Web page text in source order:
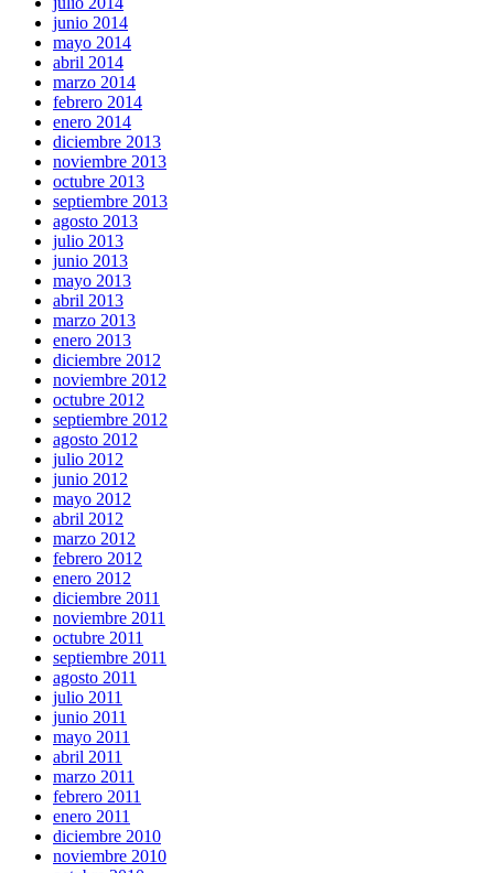
junio 2014
mayo 2014
abril 2014
marzo 2014
febrero 2014
enero 2014
diciembre 2013
noviembre 2013
octubre 2013
septiembre 2013
agosto 2013
julio 2013
junio 2013
mayo 2013
abril 2013
marzo 2013
enero 2013
diciembre 2012
noviembre 2012
octubre 2012
septiembre 2012
agosto 2012
julio 2012
junio 2012
mayo 2012
abril 2012
marzo 2012
febrero 2012
enero 2012
diciembre 2011
noviembre 2011
octubre 2011
septiembre 2011
agosto 2011
julio 2011
junio 2011
mayo 2011
abril 2011
marzo 2011
febrero 2011
enero 2011
diciembre 2010
noviembre 2010